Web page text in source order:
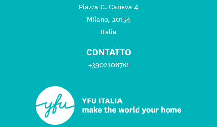
Piazza C. Caneva 4
Milano, 20154
Italia
CONTATTO
+3902806761